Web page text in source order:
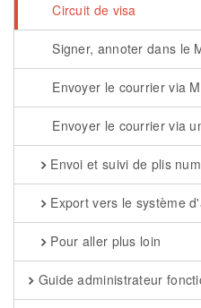
Circuit de visa
Signer, annoter dans le
Envoyer le courrier via
Envoyer le courrier via
Envoi et suivi de plis
Export vers le système
Pour aller plus loin
Guide administrateur